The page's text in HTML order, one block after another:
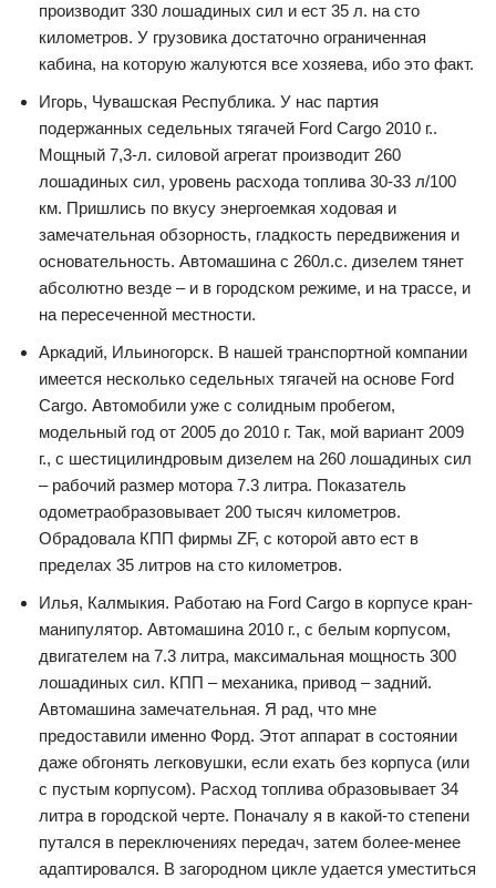
производит 330 лошадиных сил и ест 35 л. на сто
километров. У грузовика достаточно ограниченная
кабина, на которую жалуются все хозяева, ибо это факт.
Игорь, Чувашская Республика. У нас партия
подержанных седельных тягачей Ford Cargo 2010 г..
Мощный 7,3-л. силовой агрегат производит 260
лошадиных сил, уровень расхода топлива 30-33 л/100
км. Пришлись по вкусу энергоемкая ходовая и
замечательная обзорность, гладкость передвижения и
основательность. Автомашина с 260л.с. дизелем тянет
абсолютно везде – и в городском режиме, и на трассе, и
на пересеченной местности.
Аркадий, Ильиногорск. В нашей транспортной компании
имеется несколько седельных тягачей на основе Ford
Cargo. Автомобили уже с солидным пробегом,
модельный год от 2005 до 2010 г. Так, мой вариант 2009
г., с шестицилиндровым дизелем на 260 лошадиных сил
– рабочий размер мотора 7.3 литра. Показатель
одометраобразовывает 200 тысяч километров.
Обрадовала КПП фирмы ZF, с которой авто ест в
пределах 35 литров на сто километров.
Илья, Калмыкия. Работаю на Ford Cargo в корпусе кран-
манипулятор. Автомашина 2010 г., с белым корпусом,
двигателем на 7.3 литра, максимальная мощность 300
лошадиных сил. КПП – механика, привод – задний.
Автомашина замечательная. Я рад, что мне
предоставили именно Форд. Этот аппарат в состоянии
даже обгонять легковушки, если ехать без корпуса (или
с пустым корпусом). Расход топлива образовывает 34
литра в городской черте. Поначалу я в какой-то степени
путался в переключениях передач, затем более-менее
адаптировался. В загородном цикле удается уместиться